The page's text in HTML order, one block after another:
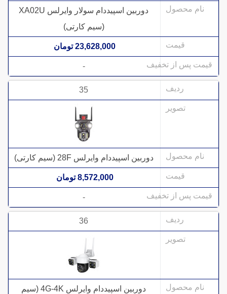
دوربین اسپیددام سولار وایرلس XA02U
(سیم کارتی)
23,628,000 تومان
-
35
دوربین اسپیددام وایرلس 28F (سیم کارتی)
8,572,000 تومان
-
36
دوربین اسپیددام وایرلس 4G-4K (سیم